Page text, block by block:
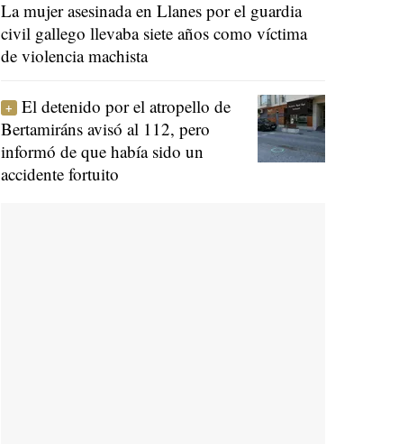
La mujer asesinada en Llanes por el guardia
civil gallego llevaba siete años como víctima
de violencia machista
El detenido por el atropello de
Bertamiráns avisó al 112, pero
informó de que había sido un
accidente fortuito